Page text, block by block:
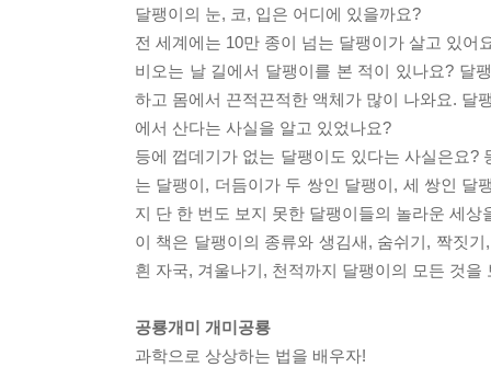
달팽이의 눈, 코, 입은 어디에 있을까요?
전 세계에는 10만 종이 넘는 달팽이가 살고 있어
비오는 날 길에서 달팽이를 본 적이 있나요? 달
하고 몸에서 끈적끈적한 액체가 많이 나와요. 달
에서 산다는 사실을 알고 있었나요?
등에 껍데기가 없는 달팽이도 있다는 사실은요
는 달팽이, 더듬이가 두 쌍인 달팽이, 세 쌍인 달
지 단 한 번도 보지 못한 달팽이들의 놀라운 세상
이 책은 달팽이의 종류와 생김새, 숨쉬기, 짝짓
흰 자국, 겨울나기, 천적까지 달팽이의 모든 것을
공룡개미 개미공룡
과학으로 상상하는 법을 배우자!